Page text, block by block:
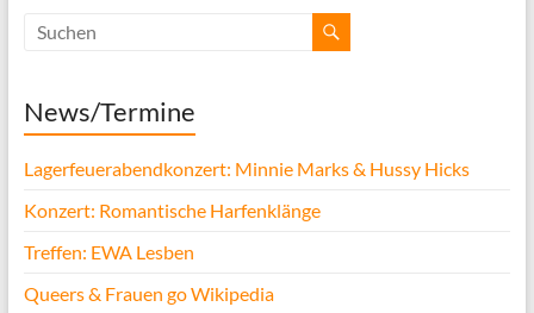
News/Termine
Lagerfeuerabendkonzert: Minnie Marks & Hussy Hicks
Konzert: Romantische Harfenklänge
Treffen: EWA Lesben
Queers & Frauen go Wikipedia